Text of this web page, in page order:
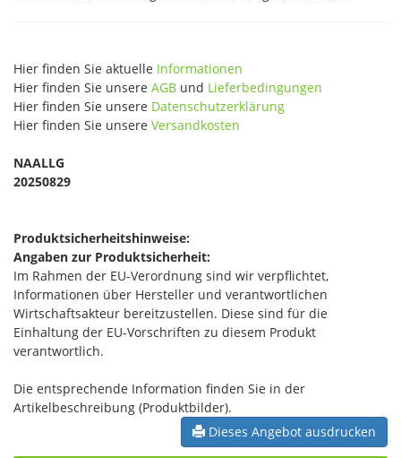
Hier finden Sie aktuelle Informationen
Hier finden Sie unsere AGB und Lieferbedingungen
Hier finden Sie unsere Datenschutzerklärung
Hier finden Sie unsere Versandkosten
NAALLG
20250829
Produktsicherheitshinweise:
Angaben zur Produktsicherheit:
Im Rahmen der EU-Verordnung sind wir verpflichtet,
Informationen über Hersteller und verantwortlichen
Wirtschaftsakteur bereitzustellen. Diese sind für die
Einhaltung der EU-Vorschriften zu diesem Produkt
verantwortlich.
Die entsprechende Information finden Sie in der
Artikelbeschreibung (Produktbilder).
Dieses Angebot ausdrucken